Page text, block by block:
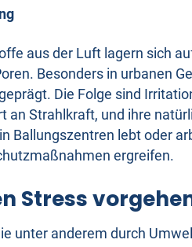
aus der Luft lagern sich
Besonders in urbanen
Die Folge sind
an Strahlkraft, und ihre
Ballungszentren lebt oder
ergreifen.
Stress
unter anderem durch